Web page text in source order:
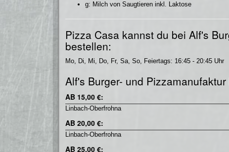
g: Milch von Saugtieren inkl. Laktose
Pizza Casa kannst du bei Alf's
bestellen:
Mo, Di, Mi, Do, Fr, Sa, So, Feiertags: 16:45 - 20:45 Uhr
Alf's Burger- und
AB 15,00 €:
Linbach-Oberfrohna
AB 20,00 €:
Linbach-Oberfrohna
AB 25,00 €: